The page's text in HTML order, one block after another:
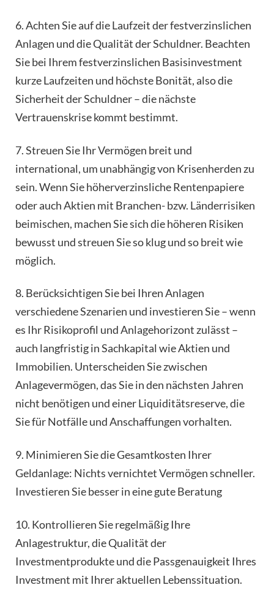
6. Achten Sie auf die Laufzeit der festverzinslichen
Anlagen und die Qualität der Schuldner. Beachten
Sie bei Ihrem festverzinslichen Basisinvestment
kurze Laufzeiten und höchste Bonität, also die
Sicherheit der Schuldner – die nächste
Vertrauenskrise kommt bestimmt.
7. Streuen Sie Ihr Vermögen breit und
international, um unabhängig von Krisenherden zu
sein. Wenn Sie höherverzinsliche Rentenpapiere
oder auch Aktien mit Branchen- bzw. Länderrisiken
beimischen, machen Sie sich die höheren Risiken
bewusst und streuen Sie so klug und so breit wie
möglich.
8. Berücksichtigen Sie bei Ihren Anlagen
verschiedene Szenarien und investieren Sie – wenn
es Ihr Risikoprofil und Anlagehorizont zulässt –
auch langfristig in Sachkapital wie Aktien und
Immobilien. Unterscheiden Sie zwischen
Anlagevermögen, das Sie in den nächsten Jahren
nicht benötigen und einer Liquiditätsreserve, die
Sie für Notfälle und Anschaffungen vorhalten.
9. Minimieren Sie die Gesamtkosten Ihrer
Geldanlage: Nichts vernichtet Vermögen schneller.
Investieren Sie besser in eine gute Beratung
10. Kontrollieren Sie regelmäßig Ihre
Anlagestruktur, die Qualität der
Investmentprodukte und die Passgenauigkeit Ihres
Investment mit Ihrer aktuellen Lebenssituation.